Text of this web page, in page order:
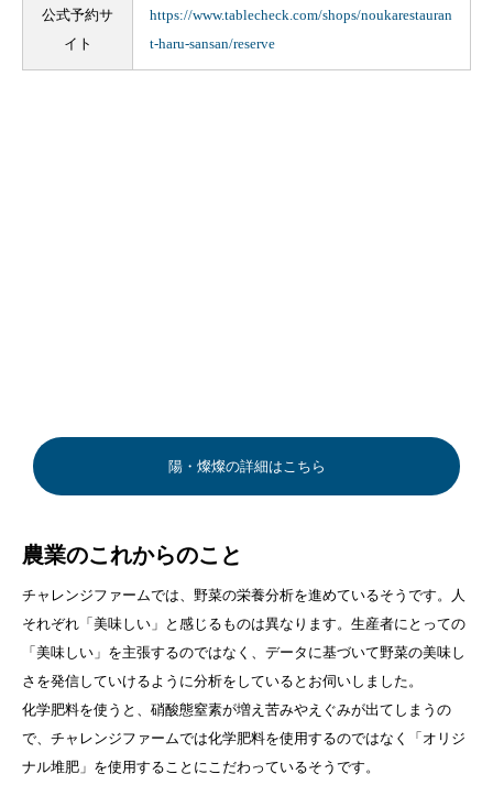
公式予約サ
イト
https://www.tablecheck.com/shops/noukarestauran
t-haru-sansan/reserve
陽・燦燦の詳細はこちら
農業のこれからのこと
チャレンジファームでは、野菜の栄養分析を進めているそうです。人
それぞれ「美味しい」と感じるものは異なります。生産者にとっての
「美味しい」を主張するのではなく、データに基づいて野菜の美味し
さを発信していけるように分析をしているとお伺いしました。
化学肥料を使うと、硝酸態窒素が増え苦みやえぐみが出てしまうの
で、チャレンジファームでは化学肥料を使用するのではなく「オリジ
ナル堆肥」を使用することにこだわっているそうです。